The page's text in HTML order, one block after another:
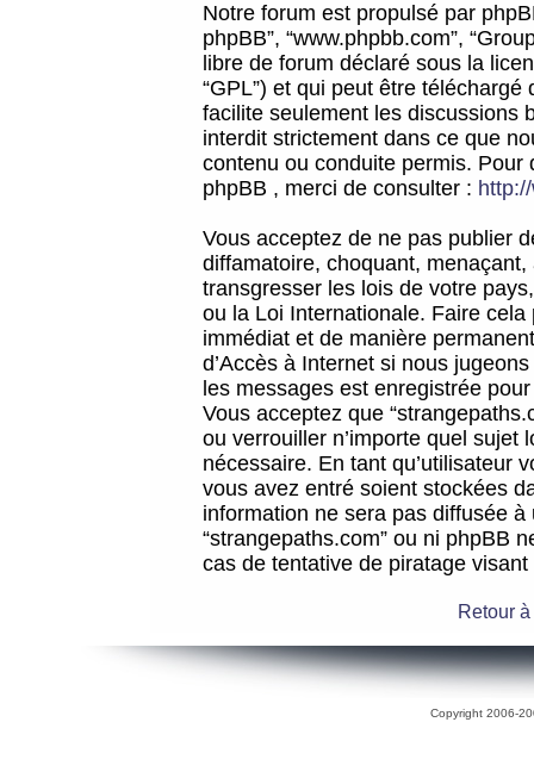
Notre forum est propulsé par
phpBB”, “www.phpbb.com”,
libre de forum déclaré sous la
“GPL”) et qui peut être téléchargé
facilite seulement les discussions
interdit strictement dans ce que
contenu ou conduite permis.
phpBB , merci de consulter :
Vous acceptez de ne pas publier
diffamatoire, choquant,
transgresser les lois de votre
ou la Loi Internationale. Faire
immédiat et de manière
d’Accès à Internet si nous
les messages est enregistrée
Vous acceptez que
ou verrouiller n’importe quel sujet
nécessaire. En tant qu’utilisateur
vous avez entré soient stockées
information ne sera pas diffusée
“strangepaths.com” ou ni phpBB
cas de tentative de piratage
Retour
Copyright 2006-